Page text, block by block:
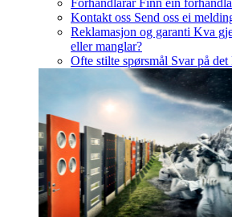
Forhandlarar Finn ein
Kontakt oss Send oss ei
Reklamasjon og garanti Kva
eller manglar?
Ofte stilte spørsmål Svar på det